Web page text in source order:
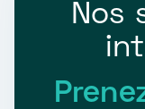
Nos